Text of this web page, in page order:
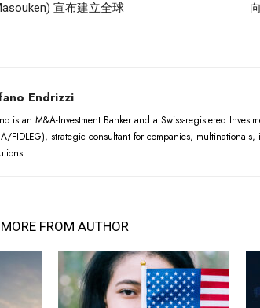
宣布建立全球
Endrizzi
is an M&A-Investment Banker and a Swiss-registered
FIDLEG), strategic consultant for companies, multinationals,
MORE FROM AUTHOR